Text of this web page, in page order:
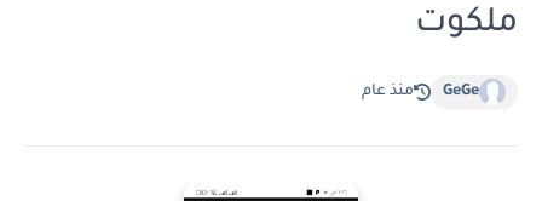
ملكوت
GeGe منذ عام